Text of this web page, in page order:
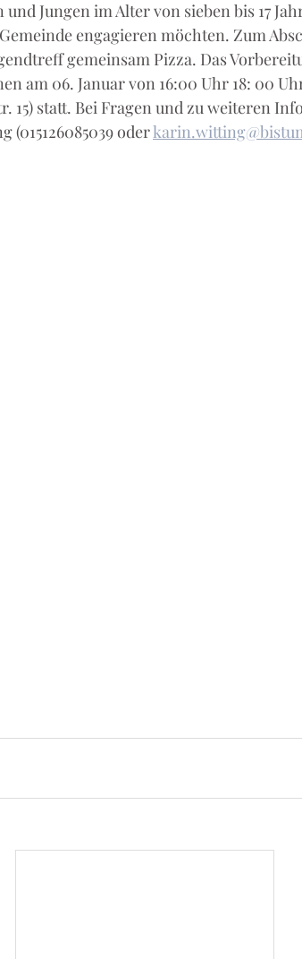
Jungen im Alter von sieben bis 17
engagieren möchten. Zum
gemeinsam Pizza. Das
am 06. Januar von 16:00 Uhr 18: 00
15) statt. Bei Fragen und zu weiteren
(015126085039 oder